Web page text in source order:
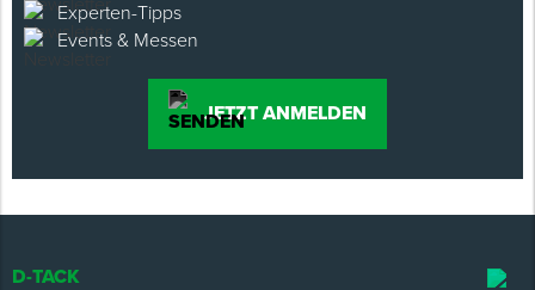
Experten-Tipps
Events & Messen
JETZT ANMELDEN
D-TACK